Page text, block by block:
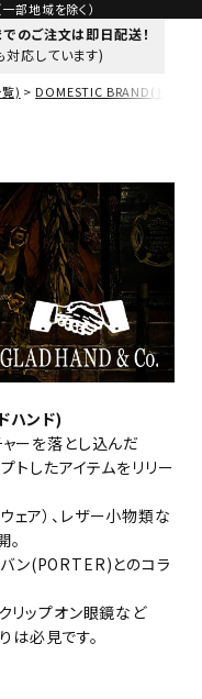
部地域を除く）
のご注文は即日配送！
対応しています)
) DOMESTIC BRAND(ドメステ
ハンド)
ーを落とし込んだ
トしたアイテムをリリー
ア）、レザー小物類な
。
ン(PORTER)とのコラ
リップオン眼鏡など
は必見です。